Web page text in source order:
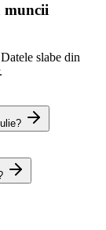
muncii
slabe din